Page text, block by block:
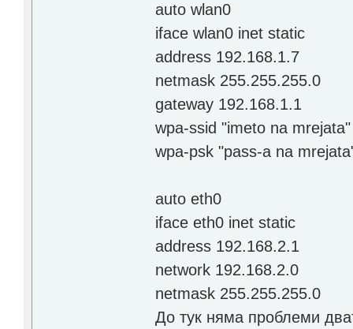
auto wlan0
iface wlan0 inet static
address 192.168.1.7
netmask 255.255.255.0
gateway 192.168.1.1
wpa-ssid "imeto na mrejata"
wpa-psk "pass-a na
auto eth0
iface eth0 inet static
address 192.168.2.1
network 192.168.2.0
netmask 255.255.255.0
До тук няма проблеми